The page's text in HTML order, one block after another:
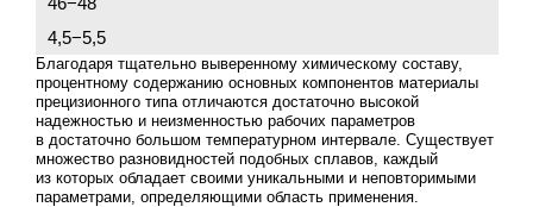
Благодаря тщательно выверенному химическому составу,
процентному содержанию основных компонентов материалы
прецизионного типа отличаются достаточно высокой
надежностью и неизменностью рабочих параметров
в достаточно большом температурном интервале. Существует
множество разновидностей подобных сплавов, каждый
из которых обладает своими уникальными и неповторимыми
параметрами, определяющими область применения.
4,5−5,5